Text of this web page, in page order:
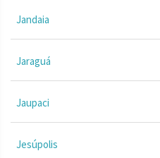
Jandaia
Jaraguá
Jaupaci
Jesúpolis